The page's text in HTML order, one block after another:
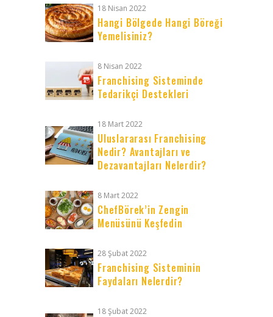
18 Nisan 2022
Hangi Bölgede Hangi Böreği
Yemelisiniz?
8 Nisan 2022
Franchising Sisteminde
Tedarikçi Destekleri
18 Mart 2022
Uluslararası Franchising
Nedir? Avantajları ve
Dezavantajları Nelerdir?
8 Mart 2022
ChefBörek’in Zengin
Menüsünü Keşfedin
28 Şubat 2022
Franchising Sisteminin
Faydaları Nelerdir?
18 Şubat 2022